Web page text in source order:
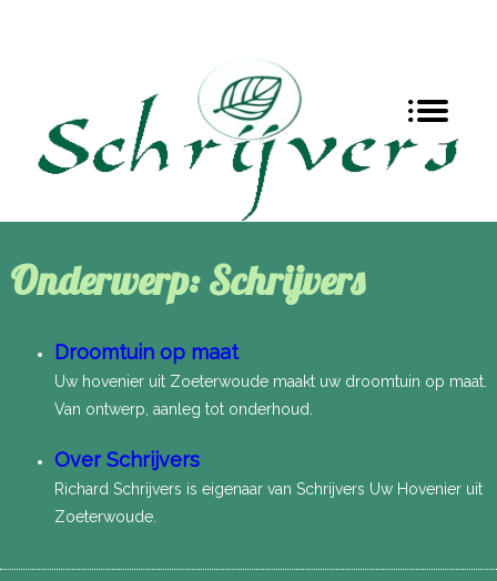
Onderwerp: Schrijvers
Droomtuin op maat
Uw hovenier uit Zoeterwoude maakt uw droomtuin op maat.
Van ontwerp, aanleg tot onderhoud.
Over Schrijvers
Richard Schrijvers is eigenaar van Schrijvers Uw Hovenier uit
Zoeterwoude.